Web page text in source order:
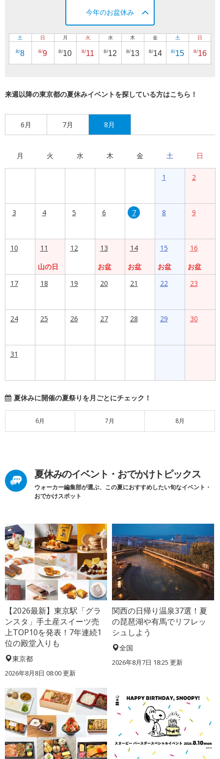
今年のお盆休み
土
8/8
日
8/9
月
8/10
火
8/11
水
8/12
木
8/13
金
8/14
土
8/15
日
8/16
来週以降の東京都の夏休みイベントを探している方はこちら！
6月 7月 8月
月 火 水 木 金 土 日
1 2
3 4 5 6 7 8 9
10
11
山の日
12
13
お盆
14
お盆
15
お盆
16
お盆
17
18 19 20 21 22 23
24 25 26 27 28 29 30
31
夏休みに開催の夏祭りを月ごとにチェック！
6月 7月 8月
夏休みのイベント・おでかけトピックス
ウォーカー編集部が選ぶ、この夏におすすめしたい旬なイベント・
おでかけスポット
【2026最新】東京駅「グラ
ンスタ」手土産スイーツ売
上TOP10を発表！7年連続1
位の殿堂入りも
東京都
2026年8月8日 08:00更新
関西の日帰り温泉37選！夏
の琵琶湖や有馬でリフレッ
シュしよう
全国
2026年8月7日 18:25 更新